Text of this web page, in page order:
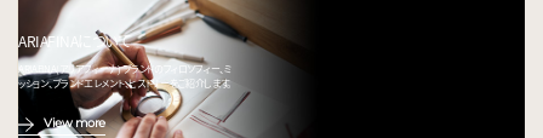
ARIAFINAについて
ARIAFINA(アリアフィーナ) ブランドのフィロソフィー、ミ
ッション、ブランドエレメント、ヒストリーをご紹介します。
View more